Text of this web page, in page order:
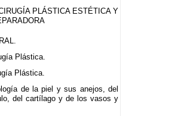
PLÁSTICA ESTÉTICA Y
Plástica.
Plástica.
de la piel y sus anejos, del
del cartílago y de los vasos y